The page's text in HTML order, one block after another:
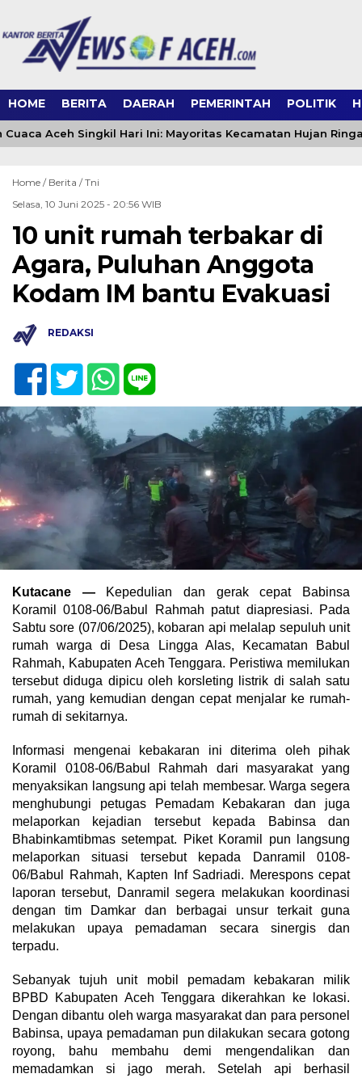
HOME BERITA DAERAH PEMERINTAH POLITIK
Aceh Singkil Hari Ini: Mayoritas Kecamatan Hujan
Home / Berita /Tni
Selasa, 10 Juni 2025 - 20:56 WIB
10 unit rumah terbakar di
Agara, Puluhan Anggota
Kodam IM bantu Evakuasi
REDAKSI
Kutacane —Kepedulian dan gerak cepat Babinsa
Koramil 0108-06/Babul Rahmah patut diapresiasi. Pada
Sabtu sore (07/06/2025), kobaran api melalap sepuluh unit
rumah warga di Desa Lingga Alas, Kecamatan Babul
Rahmah, Kabupaten Aceh Tenggara. Peristiwa memilukan
tersebut diduga dipicu oleh korsleting listrik di salah satu
rumah, yang kemudian dengan cepat menjalar ke rumah-
rumah di sekitarnya.
Informasi mengenai kebakaran ini diterima oleh pihak
Koramil 0108-06/Babul Rahmah dari masyarakat yang
menyaksikan langsung api telah membesar. Warga segera
menghubungi petugas Pemadam Kebakaran dan juga
melaporkan kejadian tersebut kepada Babinsa dan
Bhabinkamtibmas setempat. Piket Koramil pun langsung
melaporkan situasi tersebut kepada Danramil 0108-
06/Babul Rahmah, Kapten Inf Sadriadi. Merespons cepat
laporan tersebut, Danramil segera melakukan koordinasi
dengan tim Damkar dan berbagai unsur terkait guna
melakukan upaya pemadaman secara sinergis dan
terpadu.
Sebanyak tujuh unit mobil pemadam kebakaran milik
BPBD Kabupaten Aceh Tenggara dikerahkan ke lokasi.
Dengan dibantu oleh warga masyarakat dan para personel
Babinsa, upaya pemadaman pun dilakukan secara gotong
royong, bahu membahu demi mengendalikan dan
memadamkan si jago merah. Setelah api berhasil